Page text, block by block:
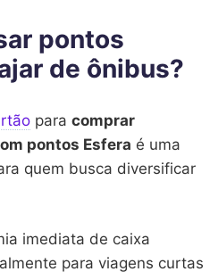
pontos
de ônibus?
para comprar
pontos Esfera é uma
quem busca diversificar
imediata de caixa
para viagens curtas